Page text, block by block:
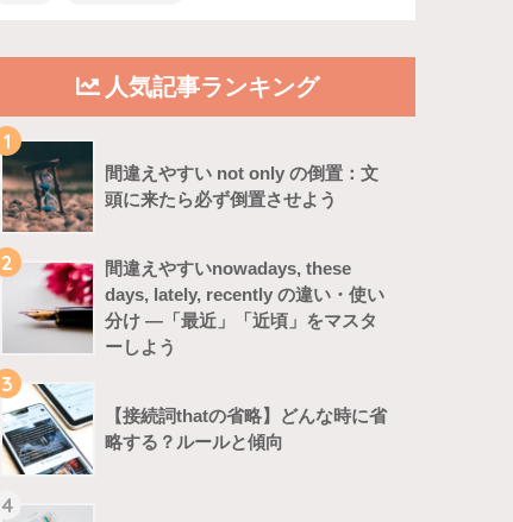
人気記事ランキング
1
間違えやすい not only の倒置：文
頭に来たら必ず倒置させよう
2
間違えやすいnowadays, these
days, lately, recently の違い・使い
分け ―「最近」「近頃」をマスタ
ーしよう
3
【接続詞thatの省略】どんな時に省
略する？ルールと傾向
4